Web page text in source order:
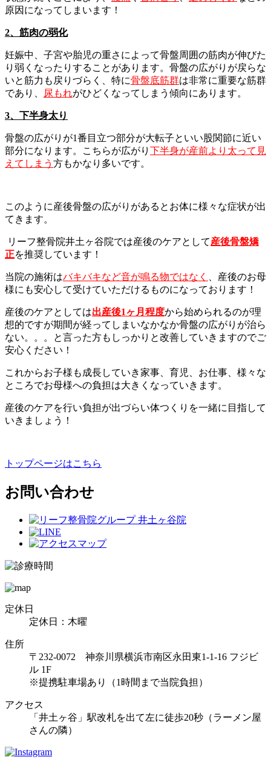
原因になってしまいます！
2、筋肉の弱化
妊娠中、子宮や胎児の重さによって骨盤周囲の筋肉が伸びた
り弱くなったりすることがあります。骨盤の広がりが戻らな
いと筋力も戻りづらく、特に骨盤底筋群は非常に重要な筋群
であり、
尿もれがひどくなってしまう傾向にあります。
3、下半身太り
骨盤の広がりが1番目立つ部分が大転子といい股関節に近い
部分になります。こちらが広がり 下半身が産前より太って見
えてしまう 方もかなり多いです。
このように産後骨盤の広がりがあるとお体に様々な症状が出
てきます。
リーフ整骨院井土ヶ谷院では産後のケアとして産後骨盤矯
正を推奨しています！
当院の施術はバキバキなど音が鳴る物ではなく
、産後のお母
様にも安心して受けていただけるものになっております！
産後のケアとしては出産後1ヶ月程度から始められるのが理
想的ですが期間が経ってしまいなかなか骨盤の広がりが治ら
ない。。。と言った方もしっかりと改善していきますのでご
安心ください！
これからお子様も成長していき家事、育児、お仕事、様々な
ところでお母様への負担は大きくなっていきます。
産後のケアを行い負担が出づらい体つくりを一緒に目指して
いきましょう！
トップページはこちら
お問い合わせ
定休日
定休日：木曜
住所
〒232-0072 神奈川県横浜市南区永田東1-1-16 フジビ
ル 1F
※提携駐車場あり（1時間まで当院負担）
アクセス
「井土ヶ谷」駅改札を出て左に徒歩20秒（ラーメン屋
さんの隣）